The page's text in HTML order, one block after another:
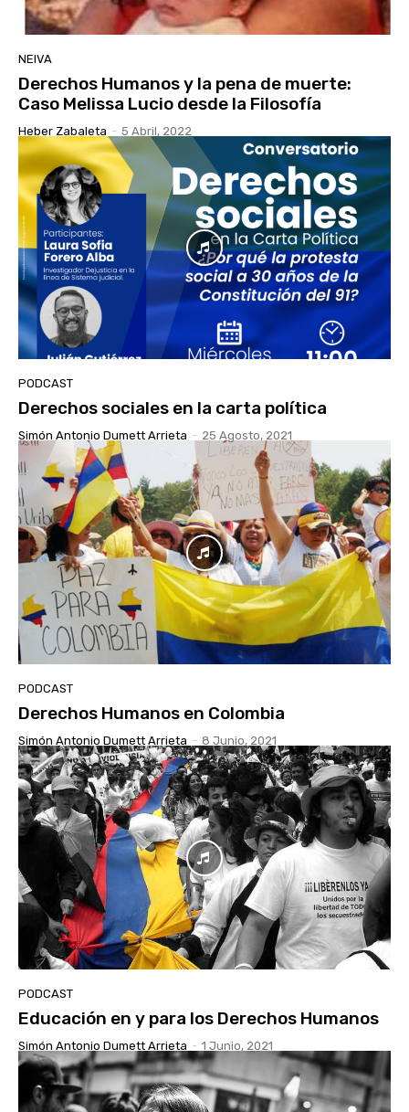
NEIVA
Derechos Humanos y la pena de muerte:
Caso Melissa Lucio desde la Filosofía
Heber Zabaleta - 5 Abril, 2022
PODCAST
Derechos sociales en la carta política
Simón Antonio Dumett Arrieta - 25 Agosto, 2021
PODCAST
Derechos Humanos en Colombia
Simón Antonio Dumett Arrieta - 8 Junio, 2021
PODCAST
Educación en y para los Derechos Humanos
Simón Antonio Dumett Arrieta - 1 Junio, 2021